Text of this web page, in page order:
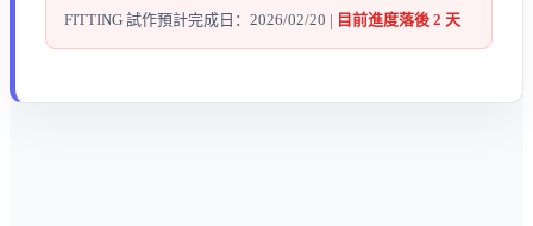
FITTING 試作預計完成日：2026/02/20 | 目前進度落後 2 天